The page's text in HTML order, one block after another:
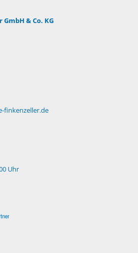
& Co. KG
finkenzeller.de
Uhr